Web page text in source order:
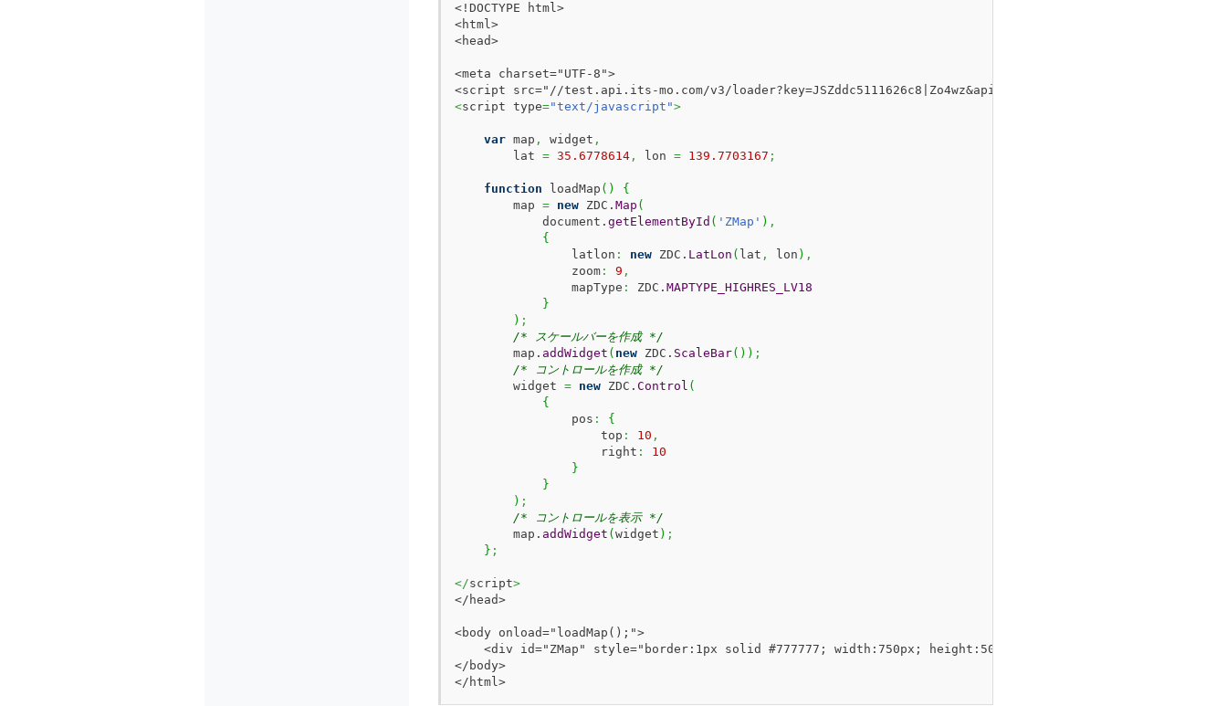
<!DOCTYPE html>
<html>
<head>
<meta charset="UTF-8">
<script type="text/javascript">
var map , widget ,
        lat
= 35.6778614 , lon = 139.7703167 ;
function loadMap ( )
{
        map
= new ZDC. Map (
            document.
getElementById ( 'ZMap' ) ,
{
                latlon
: new ZDC. LatLon ( lat , lon ) ,
                zoom
: 9 ,
                mapType
: ZDC. MAPTYPE_HIGHRES_LV18
}
) ;
/* スケールバーを作成 */
        map.
addWidget ( new ZDC. ScaleBar( ) ) ;
/* コントロールを作成 */
        widget
= new ZDC. Control (
{
                pos
:
{
                    top
: 10 ,
                    right
:
10
}
}
) ;
/* コントロールを表示 */
        map.
addWidget ( widget ) ;
} ;
</script>
</head>
<body onload="loadMap();">
<div id="ZMap" style="border:1px solid #777777; width:750px; height:500px; top:0px; left:20px;
</body>
</html>